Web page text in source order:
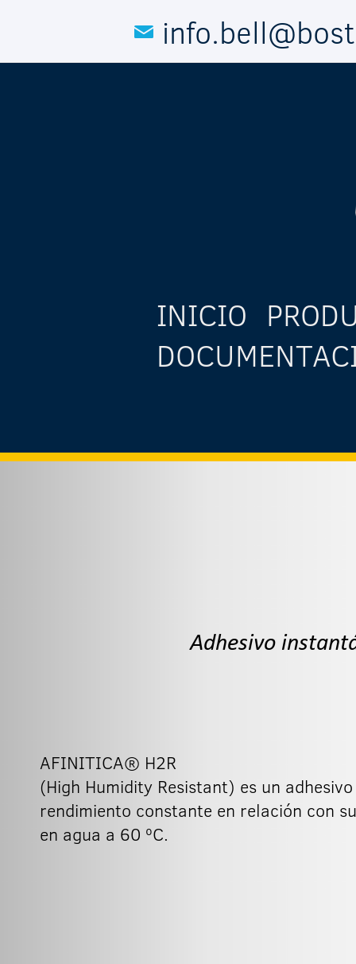
INICIO
Adhesivo
AFINITICA® H2R
(High Humidity Resistant) es un
rendimiento constante en relación con
en agua a 60 ºC.